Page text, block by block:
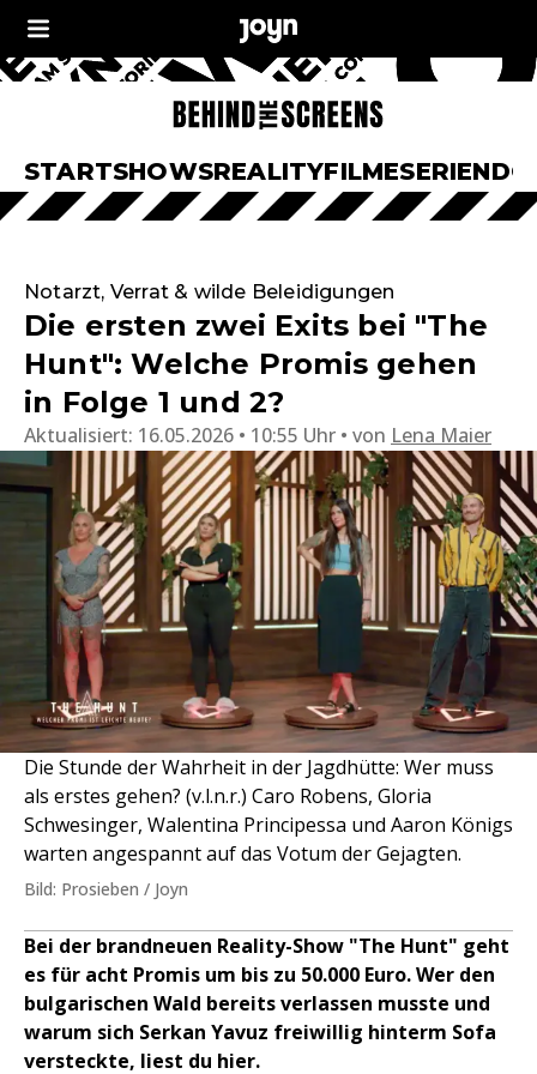
STARTSHOWSREALITYFILMESERIEN
Notarzt, Verrat & wilde Beleidigungen
Die ersten zwei Exits bei "The
Hunt": Welche Promis gehen
in Folge 1 und 2?
Aktualisiert: 16.05.2026 • 10:55 Uhr von Lena Maier
Die Stunde der Wahrheit in der Jagdhütte: Wer muss
als erstes gehen? (v.l.n.r.) Caro Robens, Gloria
Schwesinger, Walentina Principessa und Aaron Königs
warten angespannt auf das Votum der Gejagten.
Bild: Prosieben / Joyn
Bei der brandneuen Reality-Show "The Hunt" geht
es für acht Promis um bis zu 50.000 Euro. Wer den
bulgarischen Wald bereits verlassen musste und
warum sich Serkan Yavuz freiwillig hinterm Sofa
versteckte, liest du hier.